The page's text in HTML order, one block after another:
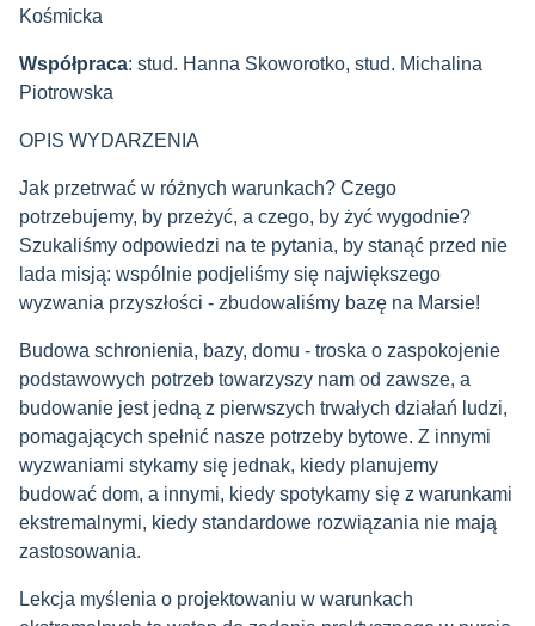
Kośmicka
Współpraca: stud. Hanna Skoworotko, stud. Michalina
Piotrowska
OPIS WYDARZENIA
Jak przetrwać w różnych warunkach? Czego
potrzebujemy, by przeżyć, a czego, by żyć wygodnie?
Szukaliśmy odpowiedzi na te pytania, by stanąć przed nie
lada misją: wspólnie podjeliśmy się największego
wyzwania przyszłości - zbudowaliśmy bazę na Marsie!
Budowa schronienia, bazy, domu - troska o zaspokojenie
podstawowych potrzeb towarzyszy nam od zawsze, a
budowanie jest jedną z pierwszych trwałych działań ludzi,
pomagających spełnić nasze potrzeby bytowe. Z innymi
wyzwaniami stykamy się jednak, kiedy planujemy
budować dom, a innymi, kiedy spotykamy się z warunkami
ekstremalnymi, kiedy standardowe rozwiązania nie mają
zastosowania.
Lekcja myślenia o projektowaniu w warunkach